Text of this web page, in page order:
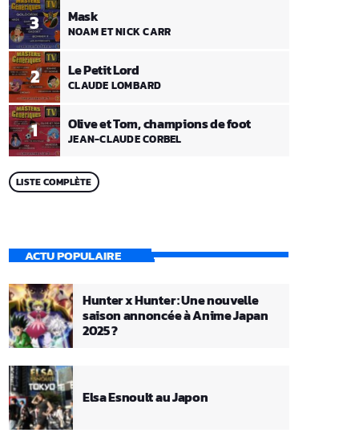
1 Olive et Tom, champions de foot
JEAN-CLAUDE CORBEL
2 Le Petit Lord
CLAUDE LOMBARD
3 Mask
NOAM ET NICK CARR
LISTE COMPLÈTE
ACTU POPULAIRE
Hunter x Hunter : Une nouvelle
saison annoncée à Anime Japan
2025 ?
Elsa Esnoult au Japon